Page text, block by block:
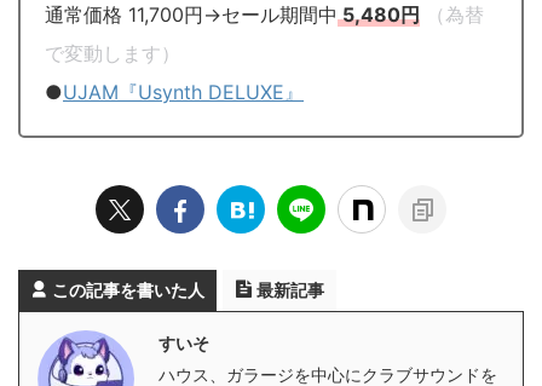
通常価格 11,700円→セール期間中5,480円
（為替
で変動します）
●UJAM『Usynth DELUXE』
この記事を書いた人 最新記事
すいそ
ハウス、ガラージを中心にクラブサウンドを